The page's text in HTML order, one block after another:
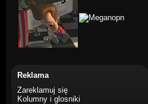
Reklama
Zareklamuj się
Kolumny i glosniki